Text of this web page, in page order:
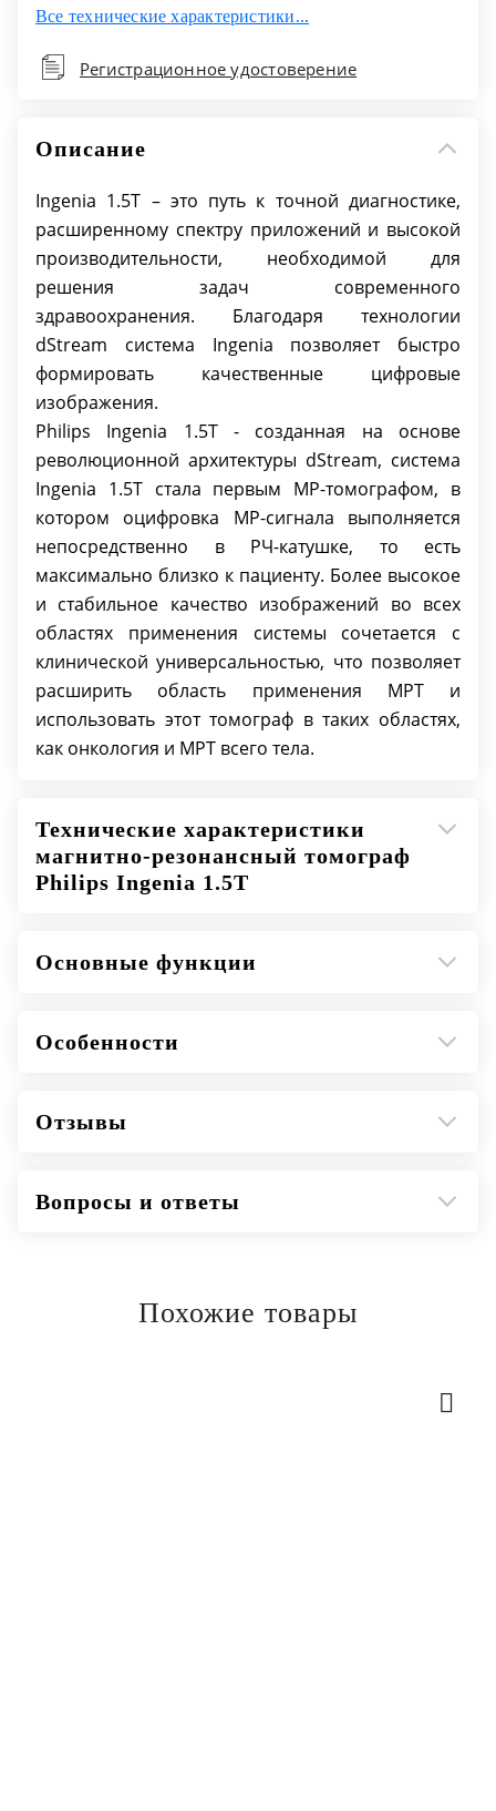
- ≤ 5 10^-6
- ≤ 1.8 10^-6
Скорость испарения гелия 0,0 л/час* (*в
обычных условиях сканирования)
Градиентная система Xtend
1.5T Omega HP 1.5T Omega HP
Макс. амплитуда по каждой оси 45 мТл/м
Макс. скорость нарастания по каждой оси
200 Тл/(м*с)
Техническое обеспечение пациентов
Туннель для пациента 70 см
Диаметр туннеля с обоих краев 95 см
Максимальная нагрузка на стол* 250 кг
Беспроводная синхронизация по
физиологическим данным пациента - Да
Набор решений для подавления
акустических шумов - Да
Планирование кабинета МРТ
Общая масса гентри в сборе ≤ 4600 кг
Минимальные требования к помещению 27
м2
Все технические характеристики...
Регистрационное удостоверение
Описание
Ingenia 1.5T – это путь к точной диагностике,
расширенному спектру приложений и высокой
производительности, необходимой для
решения задач современного
здравоохранения. Благодаря технологии
dStream система Ingenia позволяет быстро
формировать качественные цифровые
изображения.
Philips Ingenia 1.5T - созданная на основе
революционной архитектуры dStream, система
Ingenia 1.5T стала первым МР-томографом, в
котором оцифровка МР-сигнала выполняется
непосредственно в РЧ-катушке, то есть
максимально близко к пациенту. Более высокое
и стабильное качество изображений во всех
областях применения системы сочетается с
клинической универсальностью, что позволяет
расширить область применения МРТ и
использовать этот томограф в таких областях,
как онкология и МРТ всего тела.
Технические характеристики
магнитно-резонансный томограф
Philips Ingenia 1.5T
Основные функции
Особенности
Отзывы
Вопросы и ответы
Похожие товары